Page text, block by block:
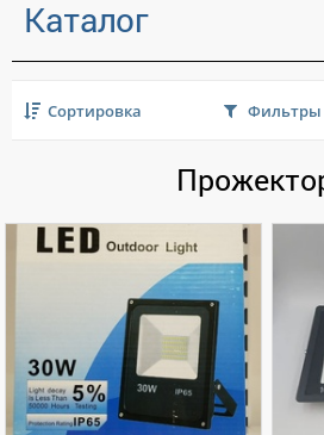
Каталог
Сортировка Фильтры